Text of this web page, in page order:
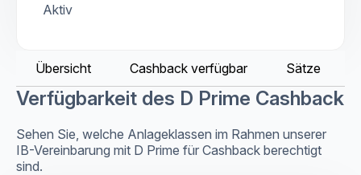
Aktiv
Übersicht Cashback verfügbar Sätze
Verfügbarkeit des D Prime Cashback
Sehen Sie, welche Anlageklassen im Rahmen unserer
IB-Vereinbarung mit D Prime für Cashback berechtigt
sind.